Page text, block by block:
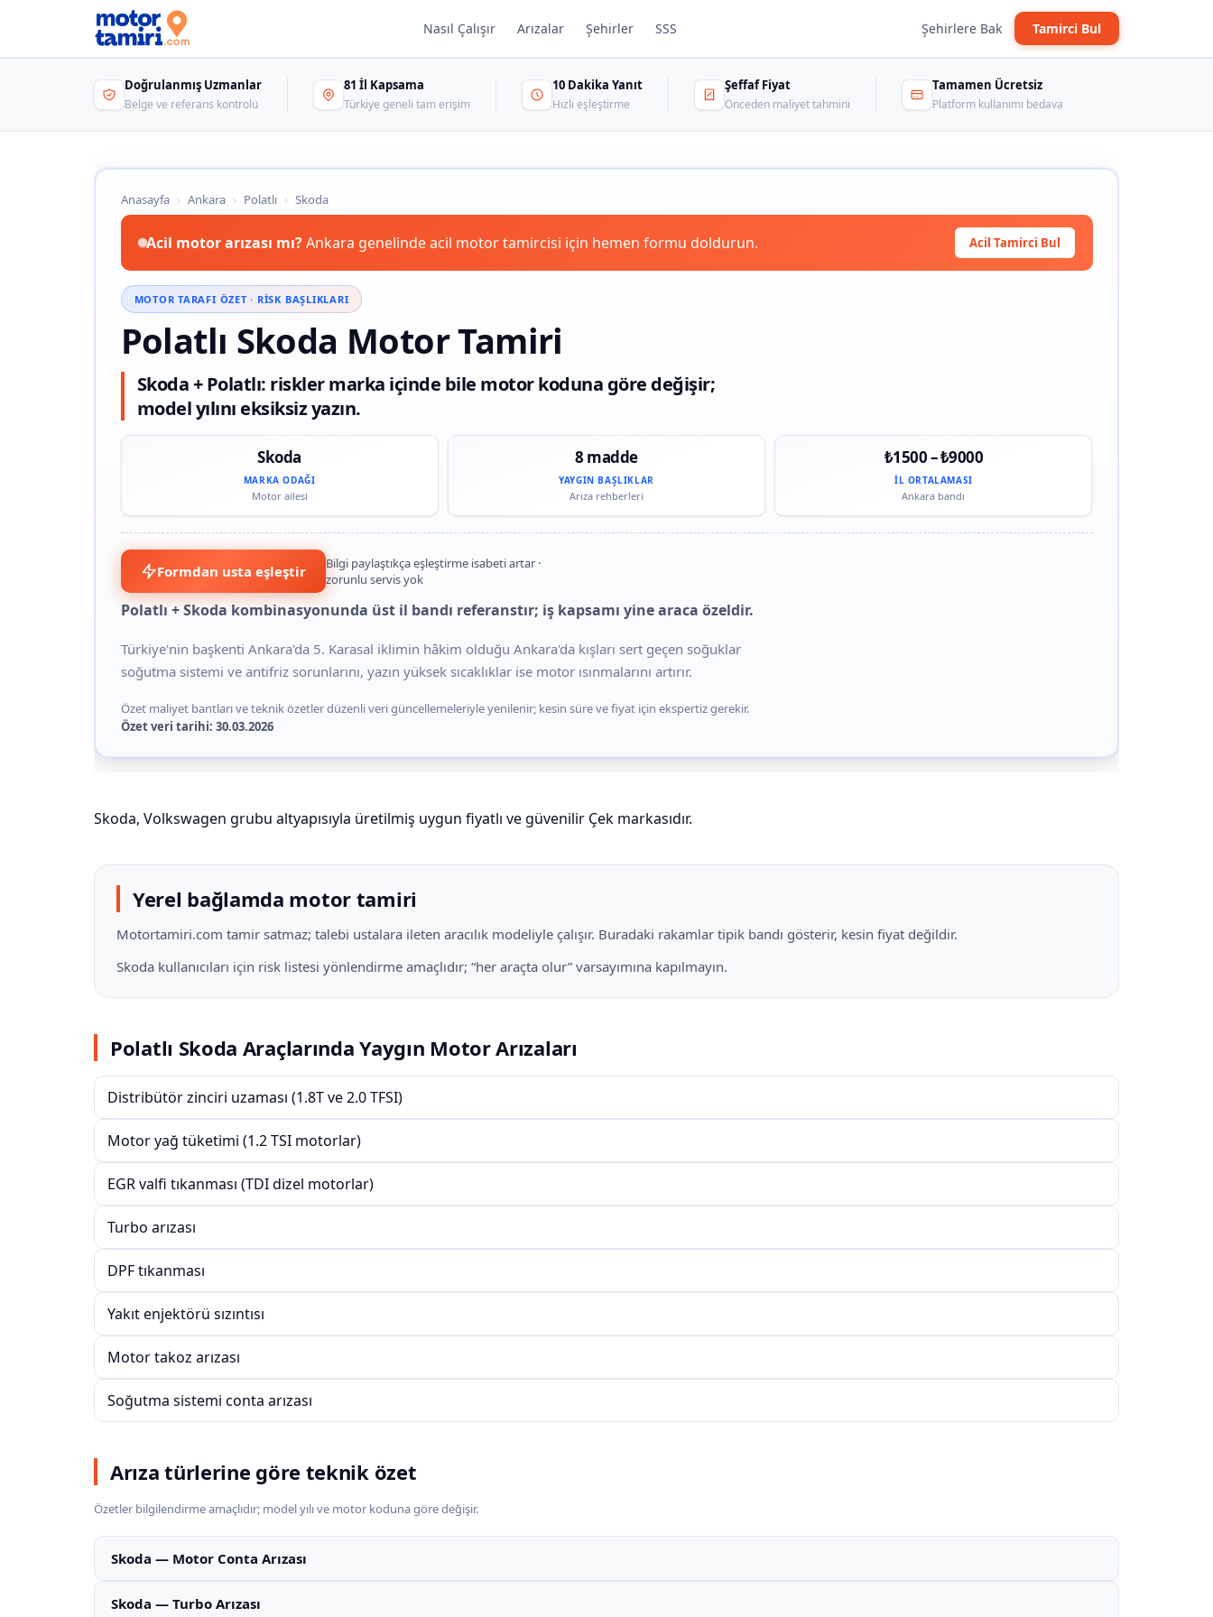
Nasıl Çalışır Arızalar Şehirler SSS Şehirlere Bak Tamirci Bul
Doğrulanmış Uzmanlar
Belge ve referans kontrolü
81 İl Kapsama
Türkiye geneli tam erişim
10 Dakika Yanıt
Hızlı eşleştirme
Şeffaf Fiyat
Önceden maliyet tahmini
Tamamen Ücretsiz
Platform kullanımı bedava
Anasayfa › Ankara › Polatlı › Skoda
Acil motor arızası mı?Ankara genelinde acil motor tamircisi için hemen formu doldurun. Acil Tamirci Bul
MOTOR TARAFI ÖZET · RISK BAŞLIKLARI
Polatlı Skoda Motor Tamiri
Skoda + Polatlı: riskler marka içinde bile motor koduna göre değişir;
model yılını eksiksiz yazın.
Skoda
MARKA ODAĞI
Motor ailesi
8 madde
YAYGIN BAŞLIKLAR
Arıza rehberleri
₺1500 – ₺9000
İL ORTALAMASI
Ankara bandı
Formdan usta eşleştir
Bilgi paylaştıkça eşleştirme isabeti artar ·
zorunlu servis yok
Polatlı + Skoda kombinasyonunda üst il bandı referanstır; iş kapsamı yine araca özeldir.
Türkiye'nin başkenti Ankara'da 5. Karasal iklimin hâkim olduğu Ankara'da kışları sert geçen soğuklar
soğutma sistemi ve antifriz sorunlarını, yazın yüksek sıcaklıklar ise motor ısınmalarını artırır.
Özet maliyet bantları ve teknik özetler düzenli veri güncellemeleriyle yenilenir; kesin süre ve fiyat için ekspertiz gerekir.
Özet veri tarihi: 30.03.2026
Skoda, Volkswagen grubu altyapısıyla üretilmiş uygun fiyatlı ve güvenilir Çek markasıdır.
Yerel bağlamda motor tamiri
Motortamiri.com tamir satmaz; talebi ustalara ileten aracılık modeliyle çalışır. Buradaki rakamlar tipik bandı gösterir, kesin fiyat değildir.
Skoda kullanıcıları için risk listesi yönlendirme amaçlıdır; “her araçta olur” varsayımına kapılmayın.
Polatlı Skoda Araçlarında Yaygın Motor Arızaları
Distribütör zinciri uzaması (1.8T ve 2.0 TFSI)
Motor yağ tüketimi (1.2 TSI motorlar)
EGR valfi tıkanması (TDI dizel motorlar)
Turbo arızası
DPF tıkanması
Yakıt enjektörü sızıntısı
Motor takoz arızası
Soğutma sistemi conta arızası
Arıza türlerine göre teknik özet
Özetler bilgilendirme amaçlıdır; model yılı ve motor koduna göre değişir.
Skoda — Motor Conta Arızası
Skoda — Turbo Arızası